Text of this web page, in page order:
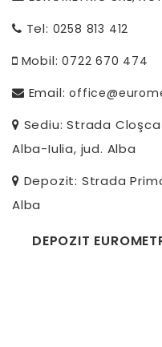
Tel: 0258 813 412
Mobil:0722 670 474
Email:
Sediu: Strada
Alba-Iulia, jud. Alba
Depozit: Strada
Alba
DEPOZIT